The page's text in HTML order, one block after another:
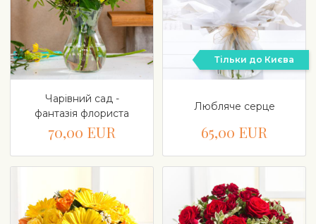
Чарівний сад -
фантазія флориста
70,00 EUR
Тільки до Києва
Любляче серце
65,00 EUR